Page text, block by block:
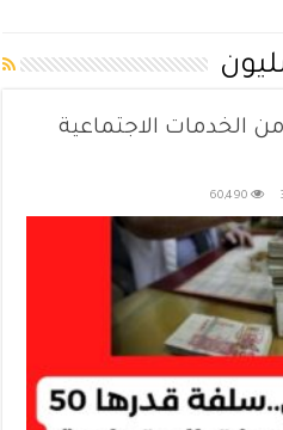
50 مليون من الخدمات الاجتماعية
60,490